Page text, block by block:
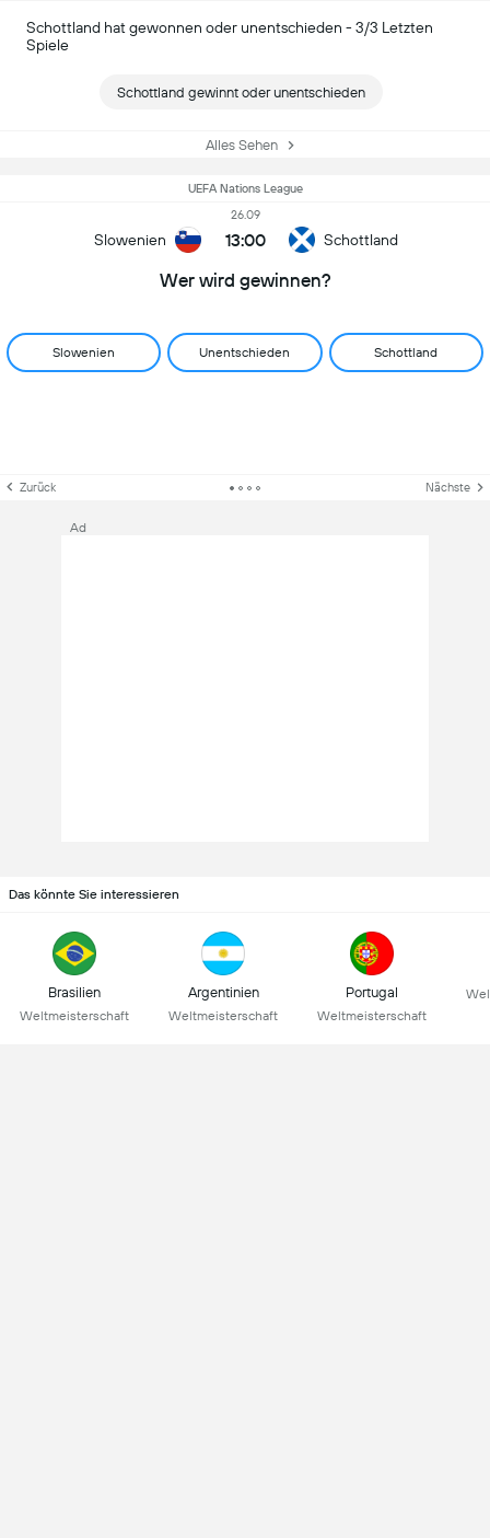
Schottland hat gewonnen oder unentschieden - 3/3 Letzten
Spiele
Schottland gewinnt oder unentschieden
Alles Sehen
UEFA Nations League
Slowenien
26.09
13:00 Schottland
Wer wird gewinnen?
Slowenien Unentschieden Schottland
Zurück Nächste
Ad
Das könnte Sie interessieren
Brasilien
Weltmeisterschaft
Argentinien
Weltmeisterschaft
Portugal
Weltmeisterschaft